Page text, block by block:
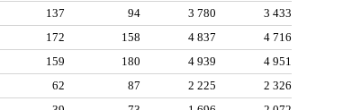
137 94 3 780
3 433
172 158 4 837
4 716
159 180 4 939
4 951
62 87 2 225
2 326